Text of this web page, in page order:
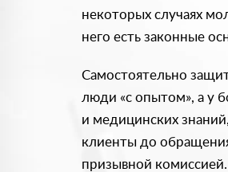
некоторых случаях
него есть законные
Самостоятельно
люди «с опытом», а у
и медицинских
клиенты до
призывной комиссией.